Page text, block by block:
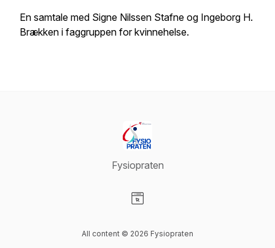
En samtale med Signe Nilssen Stafne og Ingeborg H.
Brækken i faggruppen for kvinnehelse.
Fysiopraten
All content © 2026 Fysiopraten